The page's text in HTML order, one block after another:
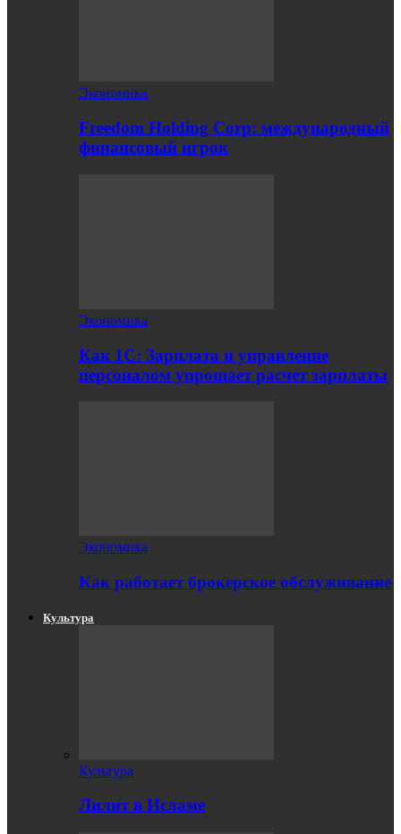
Экономика
Freedom Holding Corp: международный
финансовый игрок
Экономика
Как 1С: Зарплата и управление
персоналом упрощает расчет зарплаты
Экономика
Как работает брокерское обслуживание
Культура
Культура
Лилит в Исламе